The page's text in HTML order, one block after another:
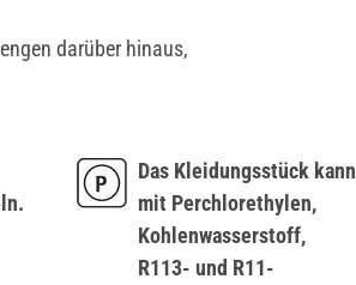
darüber hinaus,
Das Kleidungsstück kann
mit Perchlorethylen,
Kohlenwasserstoff,
R113- und R11-